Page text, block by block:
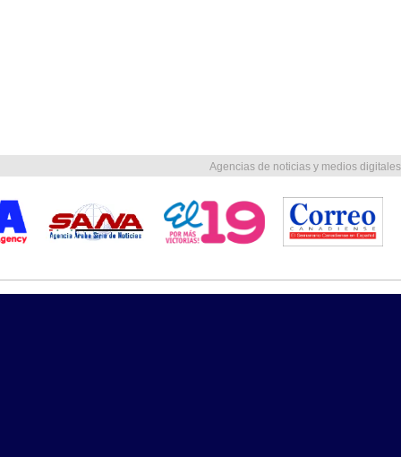
Agencias de noticias y medios digitales